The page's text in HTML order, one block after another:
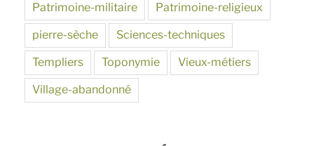
Patrimoine-militaire Patrimoine-religieux
pierre-sèche Sciences-techniques
Templiers Toponymie Vieux-métiers
Village-abandonné